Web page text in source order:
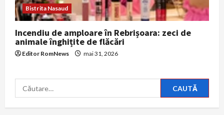
Bistrita Nasaud
Incendiu de amploare în Rebrișoara: zeci de
animale înghițite de flăcări
Editor RomNews mai 31, 2026
Caută
după: